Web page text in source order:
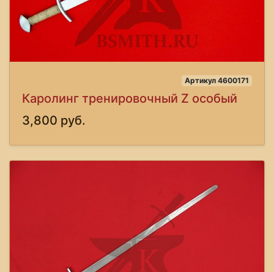
Артикул 4600171
Каролинг тренировочный Z особый
3,800 руб.